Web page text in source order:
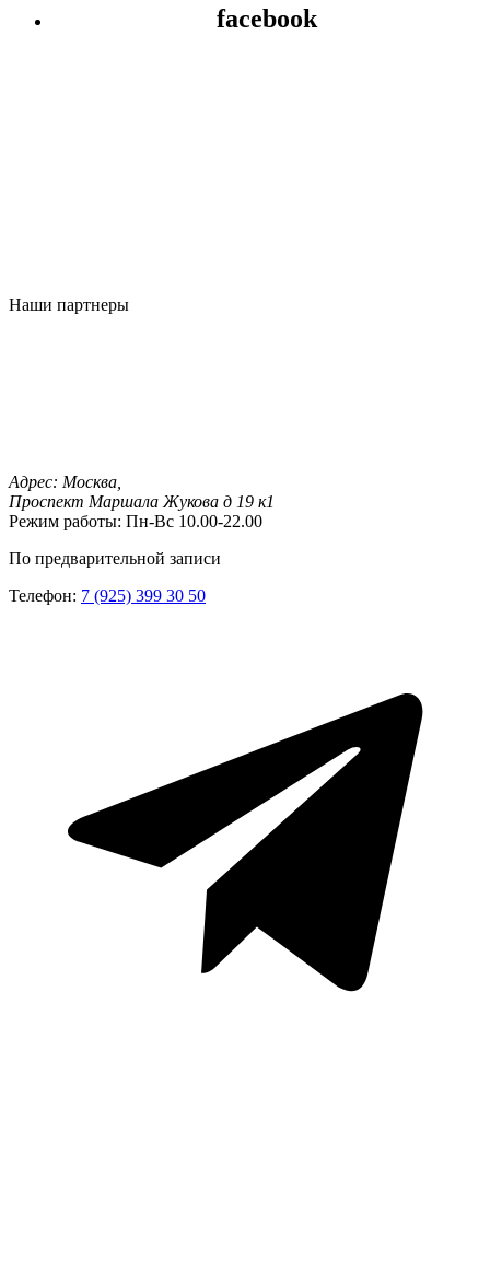
facebook
Наши партнеры
Адрес: Москва,
Проспект Маршала Жукова д 19 к1
Режим работы: Пн-Вс 10.00-22.00
По предварительной записи
Телефон: 7 (925) 399 30 50